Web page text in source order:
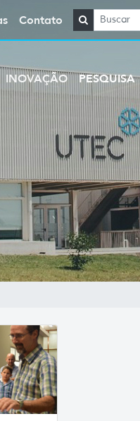
Contato
INOVAÇÃO PESQUISA